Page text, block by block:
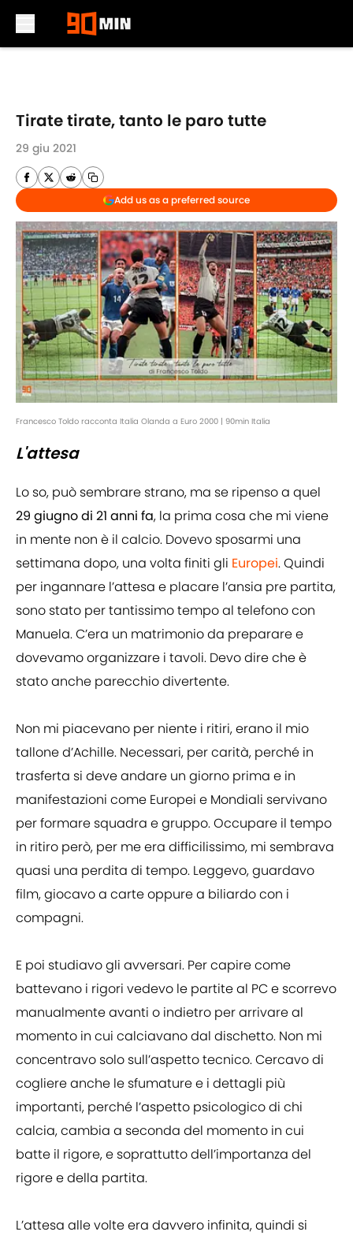
Tirate tirate, tanto le paro tutte
29 giu 2021
Add us as a preferred source
Francesco Toldo racconta Italia Olanda a Euro 2000 | 90min Italia
L'attesa
Lo so, può sembrare strano, ma se ripenso a quel
29 giugno di 21 anni fa, la prima cosa che mi viene
in mente non è il calcio. Dovevo sposarmi una
settimana dopo, una volta finiti gli Europei. Quindi
per ingannare l’attesa e placare l’ansia pre partita,
sono stato per tantissimo tempo al telefono con
Manuela. C’era un matrimonio da preparare e
dovevamo organizzare i tavoli. Devo dire che è
stato anche parecchio divertente.
Non mi piacevano per niente i ritiri, erano il mio
tallone d’Achille. Necessari, per carità, perché in
trasferta si deve andare un giorno prima e in
manifestazioni come Europei e Mondiali servivano
per formare squadra e gruppo. Occupare il tempo
in ritiro però, per me era difficilissimo, mi sembrava
quasi una perdita di tempo. Leggevo, guardavo
film, giocavo a carte oppure a biliardo con i
compagni.
E poi studiavo gli avversari. Per capire come
battevano i rigori vedevo le partite al PC e scorrevo
manualmente avanti o indietro per arrivare al
momento in cui calciavano dal dischetto. Non mi
concentravo solo sull’aspetto tecnico. Cercavo di
cogliere anche le sfumature e i dettagli più
importanti, perché l’aspetto psicologico di chi
calcia, cambia a seconda del momento in cui
batte il rigore, e soprattutto dell’importanza del
rigore e della partita.
L’attesa alle volte era davvero infinita, quindi si